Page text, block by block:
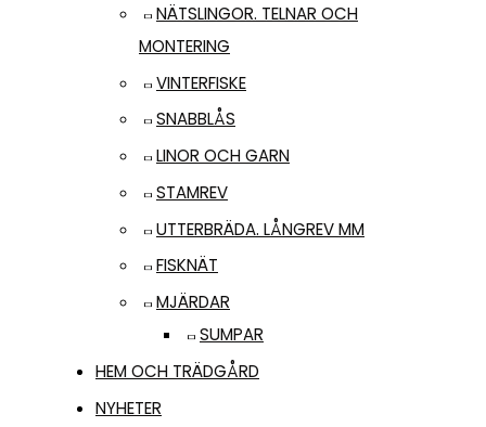
NÄTSLINGOR. TELNAR OCH
MONTERING
VINTERFISKE
SNABBLÅS
LINOR OCH GARN
STAMREV
UTTERBRÄDA. LÅNGREV MM
FISKNÄT
MJÄRDAR
SUMPAR
HEM OCH TRÄDGÅRD
NYHETER